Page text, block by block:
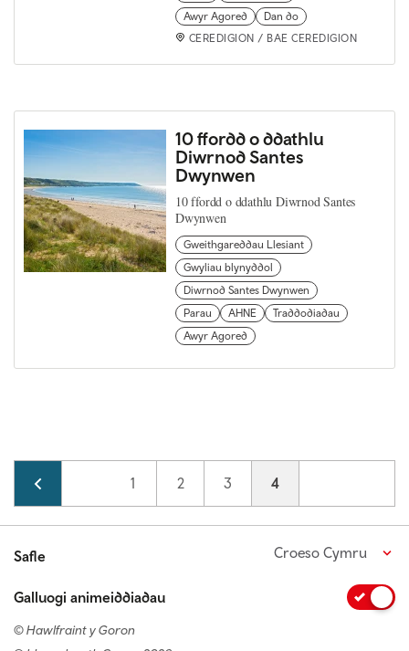
Awyr Agored
Dan do
CEREDIGION / BAE CEREDIGION
10 ffordd o ddathlu
Diwrnod Santes
Dwynwen
10 ffordd o ddathlu Diwrnod Santes
Dwynwen
Gweithgareddau Llesiant
Gwyliau blynyddol
Diwrnod Santes Dwynwen
Parau
AHNE
Traddodiadau
Awyr Agored
PaginationPage
1 Page
2 Page
3 Current page
4
Safle Croeso Cymru
Galluogi animeiddiadau
© Hawlfraint y Goron